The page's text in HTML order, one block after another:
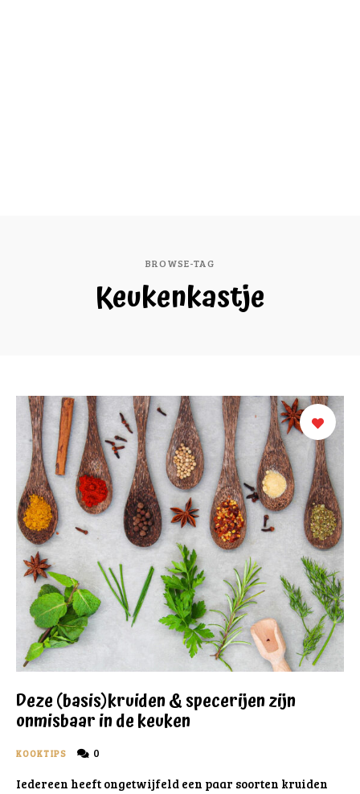
BROWSE-TAG
Keukenkastje
Deze (basis)kruiden & specerijen zijn
onmisbaar in de keuken
KOOKTIPS 0
Iedereen heeft ongetwijfeld een paar soorten kruiden